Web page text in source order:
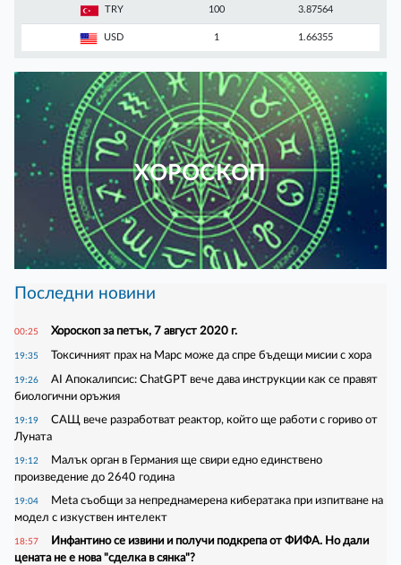
TRY 100 3.87564
USD 1 1.66355
ХОРОСКОП
Последни новини
00:25 Хороскоп за петък, 7 август 2020 г.
19:35 Токсичният прах на Марс може да спре бъдещи мисии с хора
19:26
AI Апокалипсис: ChatGPT вече дава инструкции как се правят
биологични оръжия
19:19
САЩ вече разработват реактор, който ще работи с гориво от
Луната
19:12
Малък орган в Германия ще свири едно единствено
произведение до 2640 година
19:04
Meta съобщи за непреднамерена кибератака при изпитване на
модел с изкуствен интелект
18:57
Инфантино се извини и получи подкрепа от ФИФА. Но дали
цената не е нова "сделка в сянка"?